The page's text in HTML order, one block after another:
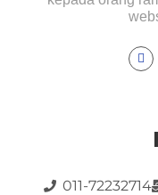
011-72232714